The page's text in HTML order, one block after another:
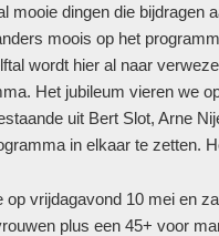
mooie dingen die
moois op het
wordt hier al naar
Het jubileum vieren we
uit Bert Slot, Arne
in elkaar te zetten.
op vrijdagavond 10 mei en
plus een 45+ voor